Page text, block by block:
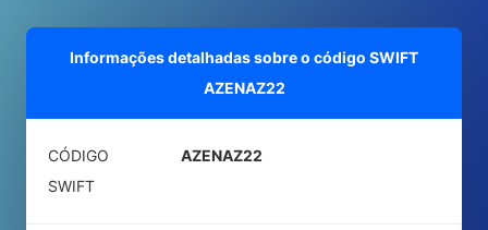
Informações detalhadas sobre o código SWIFT
AZENAZ22
CÓDIGO
SWIFT
AZENAZ22